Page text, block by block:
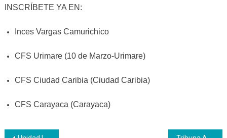
INSCRÍBETE YA EN:
Inces Vargas Camurichico
CFS Urimare (10 de Marzo-Urimare)
CFS Ciudad Caribia (Ciudad Caribia)
CFS Carayaca (Carayaca)